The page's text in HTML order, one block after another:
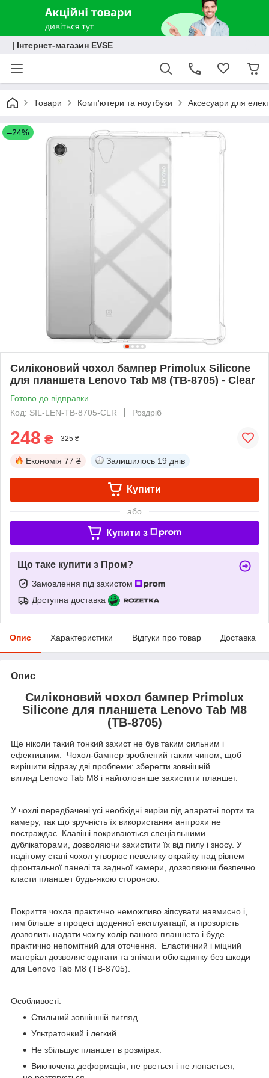
| Інтернет-магазин EVSE
Товари Комп'ютери та ноутбуки Аксесуари для
–24%
Силіконовий чохол бампер Primolux Silicone
для планшета Lenovo Tab M8 (TB-8705) - Clear
Готово до відправки
Код: SIL-LEN-TB-8705-CLR
Роздріб
248 ₴ 325 ₴
Економія 77 ₴ Залишилось 19 днів
Купити
або
Купити з
Що таке купити з Пром?
Замовлення під захистом
Доступна доставка
Опис Характеристики Відгуки про товар Доставка
Опис
Силіконовий чохол бампер Primolux
Silicone для планшета Lenovo Tab M8
(TB-8705)
Ще ніколи такий тонкий захист не був таким сильним і
ефективним. Чохол-бампер зроблений таким чином, щоб
вирішити відразу дві проблеми: зберегти зовнішній
вигляд Lenovo Tab M8 і найголовніше захистити планшет.
У чохлі передбачені усі необхідні вирізи під апаратні порти та
камеру, так що зручність їх використання анітрохи не
постраждає. Клавіші покриваються спеціальними
дублікаторами, дозволяючи захистити їх від пилу і зносу. У
надітому стані чохол утворює невелику окрайку над рівнем
фронтальної панелі та задньої камери, дозволяючи безпечно
класти планшет будь-якою стороною.
Покриття чохла практично неможливо зіпсувати навмисно і,
тим більше в процесі щоденної експлуатації, а прозорість
дозволить надати чохлу колір вашого планшета і буде
практично непомітний для оточення. Еластичний і міцний
матеріал дозволяє одягати та знімати обкладинку без шкоди
для Lenovo Tab M8 (TB-8705).
Особливості:
Стильний зовнішній вигляд.
Ультратонкий і легкий.
Не збільшує планшет в розмірах.
Виключена деформація, не рветься і не лопається,